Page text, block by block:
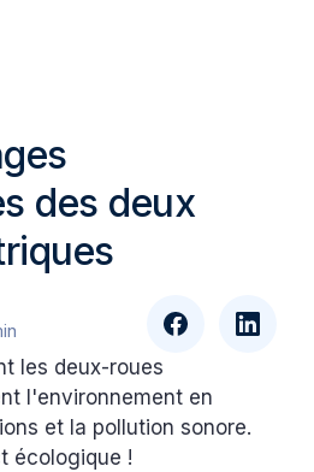
des deux
les deux-roues
l'environnement en
et la pollution sonore.
écologique !